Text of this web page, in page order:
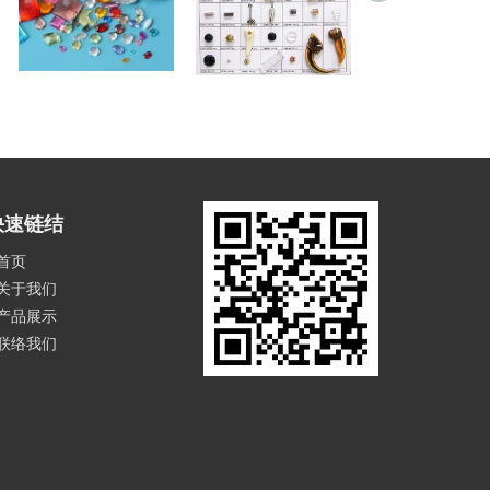
压克力钻, 指甲装饰 压克力饰品
速链结
页
于我们
品展示
络我们